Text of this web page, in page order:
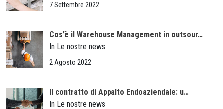
7 Settembre 2022
Cos’è il Warehouse Management in outsour…
In Le nostre news
2 Agosto 2022
Il contratto di Appalto Endoaziendale: u…
In Le nostre news